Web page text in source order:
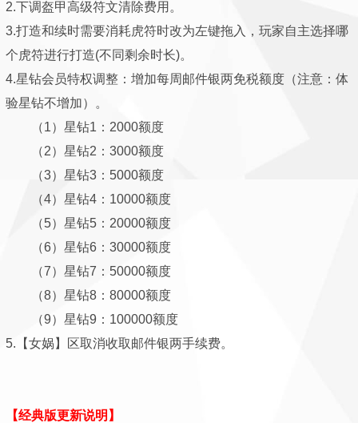
2.下调盔甲高级符文清除费用。
3.打造和续时需要消耗虎符时改为左键拖入，玩家自主选择哪
个虎符进行打造(不同剩余时长)。
4.星钻会员特权调整：增加每周邮件银两免税额度（注意：体
验星钻不增加）。
（1）星钻1：2000额度
（2）星钻2：3000额度
（3）星钻3：5000额度
（4）星钻4：10000额度
（5）星钻5：20000额度
（6）星钻6：30000额度
（7）星钻7：50000额度
（8）星钻8：80000额度
（9）星钻9：100000额度
5.【女娲】区取消收取邮件银两手续费。
【经典版更新说明】